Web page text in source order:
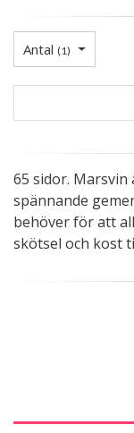
Antal (1)
65 sidor. Marsvin
spännande
behöver för att
skötsel och kost